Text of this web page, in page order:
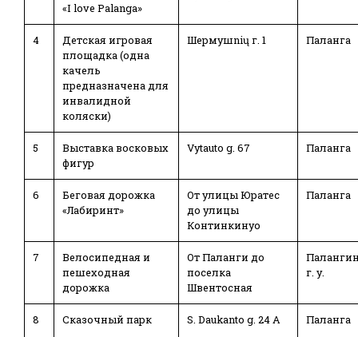
«I love Palanga»
4
Детская игровая
площадка (одна
качель
предназначена для
инвалидной
коляски)
Шермушnių г. 1 Паланга
5
Выставка восковых
фигур
Vytauto g. 67 Паланга
6
Беговая дорожка
«Лабиринт»
От улицы Юратес
до улицы
Континкинуо
Паланга
7
Велосипедная и
пешеходная
дорожка
От Паланги до
поселка
Швентосная
г. у.
8 Сказочный парк S. Daukanto g. 24 A Паланга